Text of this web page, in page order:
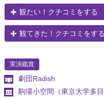
観たい！クチコミをする
観てきた！クチコミをする
実演鑑賞
劇団Radish
駒場小空間（東京大学多目